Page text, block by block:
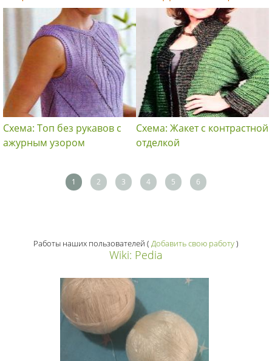
Схема: Топ без рукавов с
ажурным узором
Схема: Жакет с контрастной
отделкой
1 2 3 4 5 6
Работы наших пользователей ( Добавить свою работу)
Wiki: Pedia